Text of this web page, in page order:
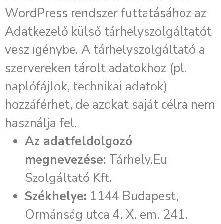
WordPress rendszer futtatásához az
Adatkezelő külső tárhelyszolgáltatót
vesz igénybe. A tárhelyszolgáltató a
szervereken tárolt adatokhoz (pl.
naplófájlok, technikai adatok)
hozzáférhet, de azokat saját célra nem
használja fel.
Az adatfeldolgozó
megnevezése: Tárhely.Eu
Szolgáltató Kft.
Székhelye: 1144 Budapest,
Ormánság utca 4. X. em. 241.